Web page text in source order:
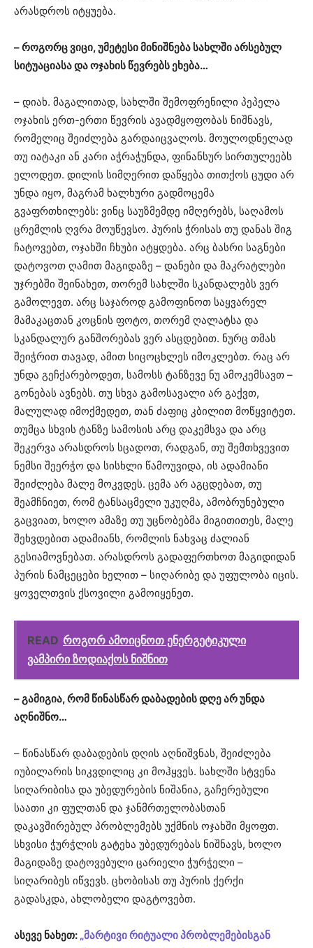
არასდროს იტყუება.
– როგორც ვიცი, უმეტესი მინიშნება სახლში არსებულ
სიტუაციასა და ოჯახის წევრებს ეხება…
– დიახ. მაგალითად, სახლში შემოფრენილი პეპელა
ოჯახის ერთ-ერთი წევრის ავადმყოფობას ნიშნავს,
რომელიც შეიძლება გარდაიცვალოს. მოულოდნელად
თუ იატაკი ან კარი აჭრაჭუნდა, ფინანსურ სირთულეებს
ელოდეთ. დილის სიმღერით დაწყება თითქოს ცუდი არ
უნდა იყო, მაგრამ ხალხური გადმოცემა
გვაფრთხილებს: ვინც საუზმემდე იმღერებს, საღამოს
ცრემლის ღვრა მოუწევსო. პურის ჭრისას თუ დანას შიგ
ჩატოვებთ, ოჯახში ჩხუბი ატყდება. არც ბასრი საგნები
დატოვოთ ღამით მაგიდაზე – დანები და მაკრატლები
უჯრებში შეინახეთ, თორემ სახლში სკანდალებს ვერ
გამოლევთ. არც საჯაროდ გამოფინოთ საყვარელ
მამაკაცთან კოცნის ფოტო, თორემ ღალატსა და
სკანდალურ განშორებას ვერ ასცდებით. ნურც თმას
შეიჭრით თავად, ამით სიცოცხლეს იმოკლებთ. რაც არ
უნდა გეჩქარებოდეთ, სამოსს ტანზევე ნუ ამოკემსავთ –
გონებას ავნებს. თუ სხვა გამოსავალი არ გაქვთ,
მალულად იმოქმედეთ, თან ძაფიც კბილით მოწყვიტეთ.
თუმცა სხვის ტანზე სამოსის არც დაკემსვა და არც
შეკერვა არასდროს სცადოთ, რადგან, თუ შემთხვევით
ნემსი შეერჭო და სისხლი წამოუვიდა, ის ადამიანი
შეიძლება მალე მოკვდეს. ცემა არ აგცდებათ, თუ
შეამჩნიეთ, რომ ტანსაცმელი უკუღმა, ამობრუნებული
გაცვიათ, ხოლო ამაზე თუ უცნობებმა მიგითითეს, მალე
შეხვდებით ადამიანს, რომლის ნახვაც ძალიან
გესიამოვნებათ. არასდროს გადაფერთხოთ მაგიდიდან
პურის ნამცეცები ხელით – სიღარიბე და უფულობა იცის.
ყოველთვის ქსოვილი გამოიყენეთ.
READ როგორ ამოიცნოთ ენერგეტიკული
ვამპირი ზოდიაქოს ნიშნით
– გამიგია, რომ წინასწარ დაბადების დღე არ უნდა
აღნიშნო…
– წინასწარ დაბადების დღის აღნიშვნას, შეიძლება
იუბილარის სიკვდილიც კი მოჰყვეს. სახლში სტვენა
სიღარიბისა და უბედურების ნიშანია, გაჩერებული
საათი კი ფულთან და ჯანმრთელობასთან
დაკავშირებულ პრობლემებს უქმნის ოჯახში მყოფთ.
სხვისი ჭურჭლის გატეხა უბედურებას ნიშნავს, ხოლო
მაგიდაზე დატოვებული ცარიელი ჭურჭელი –
სიღარიბეს იწვევს. ცხობისას თუ პურის ქერქი
გადასკდა, ახლობელი დაგტოვებთ.
ასევე ნახეთ: „მარტივი რიტუალი პრობლემებისგან